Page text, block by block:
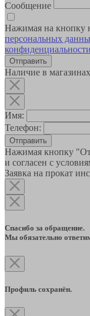
Сообщение
Нажимая на кнопку
персональных
конфиденциальности
Наличие в магазинах
Имя:
Телефон:
Отправить
Нажимая кнопку
и согласен с
Заявка на прокат
Спасибо за обращение.
Мы обязательно
Профиль сохранён.